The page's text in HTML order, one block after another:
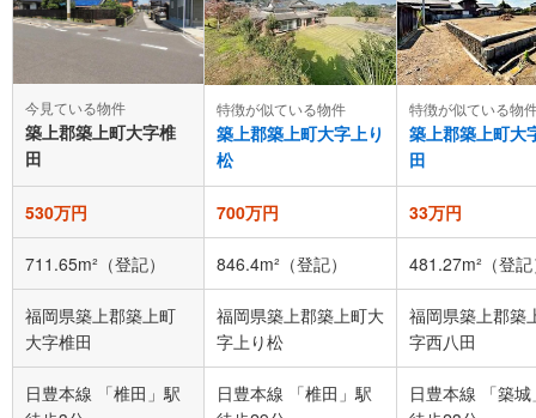
今見ている物件
築上郡築上町大字椎
田
特徴が似ている物件
築上郡築上町大字上り
松
特徴が似ている物
築上郡築上町大
田
530万円 700万円 33万円
711.65m²（登記） 846.4m²（登記） 481.27m²（登
福岡県築上郡築上町
大字椎田
福岡県築上郡築上町大
字上り松
福岡県築上郡築
字西八田
日豊本線 「椎田」駅
日豊本線 「椎田」駅
日豊本線 「築